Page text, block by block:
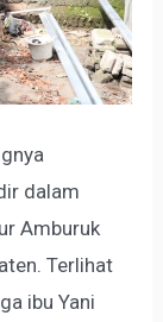
dalam
Amburuk
Terlihat
ibu Yani